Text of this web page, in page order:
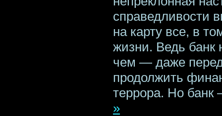
справедливости
на карту все, в
жизни. Ведь банк
чем — даже
продолжить
террора. Но
»